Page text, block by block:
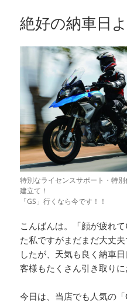
ー
絶好の納車日
特別なライセンスサポート・特
建立て！
「GS」行くなら今です！！
こんばんは。「顔が疲れ
た私ですがまだまだ大丈
したが、天気も良く納車
客様もたくさん引き取りに
今日は、当店でも人気の